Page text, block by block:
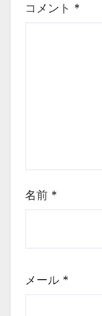
コメント *
名前 *
メール *